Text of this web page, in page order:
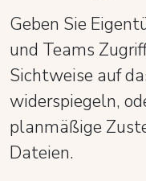
Geben Sie
und Teams
Sichtweise auf
widerspiegeln,
planmäßige
Dateien.